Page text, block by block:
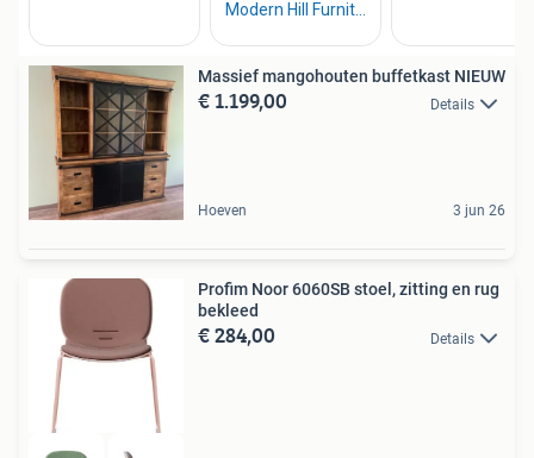
Massief mangohouten buffetkast NIEUW
€ 1.199,00 Details
Hoeven 3 jun 26
Profim Noor 6060SB stoel, zitting en rug
bekleed
€ 284,00 Details